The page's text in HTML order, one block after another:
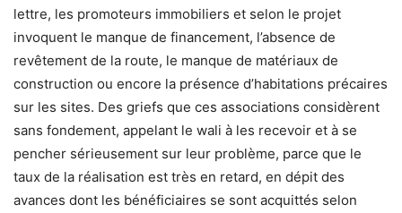
lettre, les promoteurs immobiliers et selon le projet
invoquent le manque de financement, l’absence de
revêtement de la route, le manque de matériaux de
construction ou encore la présence d’habitations précaires
sur les sites. Des griefs que ces associations considèrent
sans fondement, appelant le wali à les recevoir et à se
pencher sérieusement sur leur problème, parce que le
taux de la réalisation est très en retard, en dépit des
avances dont les bénéficiaires se sont acquittés selon